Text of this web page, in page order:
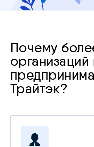
Почему
организаций
Трайтэк?